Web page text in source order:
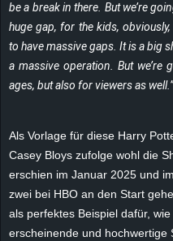
be a break in there. But we’re
huge gap, for the kids,
to have massive gaps. It is a big
a massive operation. But
ages, but also for viewers as
Als Vorlage für diese Harry
Casey Bloys zufolge wohl die
erschien im Januar 2025 und
zwei bei HBO an den Start
als perfektes Beispiel dafür,
erscheinende und hochwertige